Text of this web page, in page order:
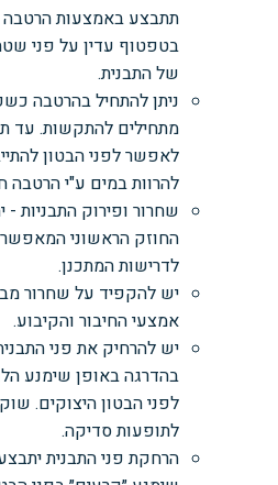
תתבצע באמצעות
בטפטוף עדין על פני
של התבנית.
ניתן להתחיל בהרטבה
מתחילים להתקשות. עד
לאפשר לפני הבטון
להרוות במים ע"י הרטבה
שחרור ופירוק התבניות
החוזק הראשוני
לדרישות המתכנן.
יש להקפיד על שחרור
אמצעי החיבור והקיבוע.
יש להרחיק את פני
בהדרגה באופן שימנע
לפני הבטון היצוקים.
לתופעות סדיקה.
הרחקת פני התבנית